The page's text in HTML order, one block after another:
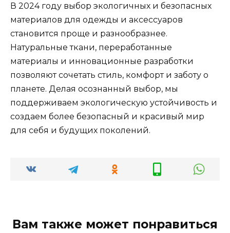
В 2024 году выбор экологичных и безопасных
материалов для одежды и аксессуаров
становится проще и разнообразнее.
Натуральные ткани, переработанные
материалы и инновационные разработки
позволяют сочетать стиль, комфорт и заботу о
планете. Делая осознанный выбор, мы
поддерживаем экологическую устойчивость и
создаем более безопасный и красивый мир
для себя и будущих поколений.
Вам также может понравиться